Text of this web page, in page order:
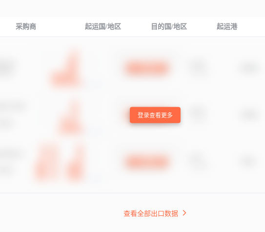
采购商 起运国/地区 目的国/地区 起运港
登录查看更多
查看全部出口数据